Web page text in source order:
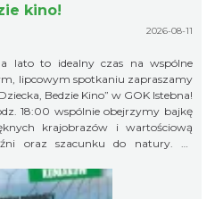
kino!
2026-08-11
lato to idealny czas na wspólne
Bedzie Kino” w GOK Istebna!
18:00 wspólnie obejrzymy bajkę
krajobrazów i wartościową
oraz szacunku do natury. To
podczas wspólnego seansu.
Na wszystkich uczestników